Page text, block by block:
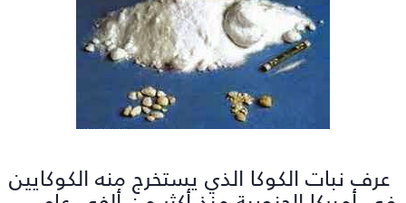
نبات الكوكا الذي يستخرج منه الكوكايين